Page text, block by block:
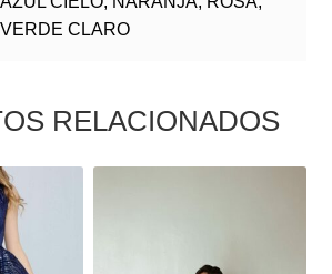
VERDE CLARO
RELACIONADOS